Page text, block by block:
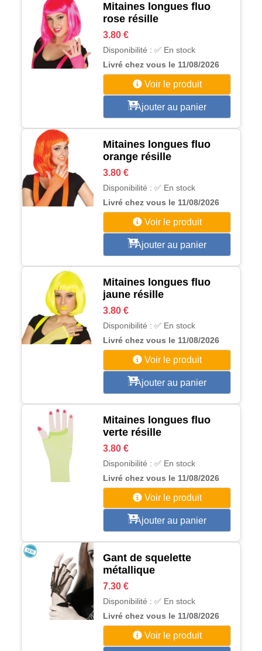
Mitaines longues fluo
rose résille
3.80 €
Disponibilité : ✅ En stock
Livré chez vous le 11/08/2026
Voir le produit
Ajouter au panier
Mitaines longues fluo
orange résille
3.80 €
Disponibilité : ✅ En stock
Livré chez vous le 11/08/2026
Voir le produit
Ajouter au panier
Mitaines longues fluo
jaune résille
3.80 €
Disponibilité : ✅ En stock
Livré chez vous le 11/08/2026
Voir le produit
Ajouter au panier
Mitaines longues fluo
verte résille
3.80 €
Disponibilité : ✅ En stock
Livré chez vous le 11/08/2026
Voir le produit
Ajouter au panier
Gant de squelette
métallique
7.30 €
Disponibilité : ✅ En stock
Livré chez vous le 11/08/2026
Voir le produit